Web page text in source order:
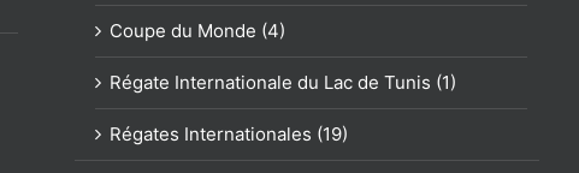
Coupe du Monde (4)
Régate Internationale du Lac de Tunis (1)
Régates Internationales (19)